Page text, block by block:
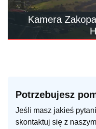
Kamera
Potrzebujesz
Jeśli masz jakieś
skontaktuj się z naszym